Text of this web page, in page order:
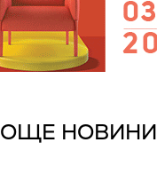
ОЩЕ НОВИНИ